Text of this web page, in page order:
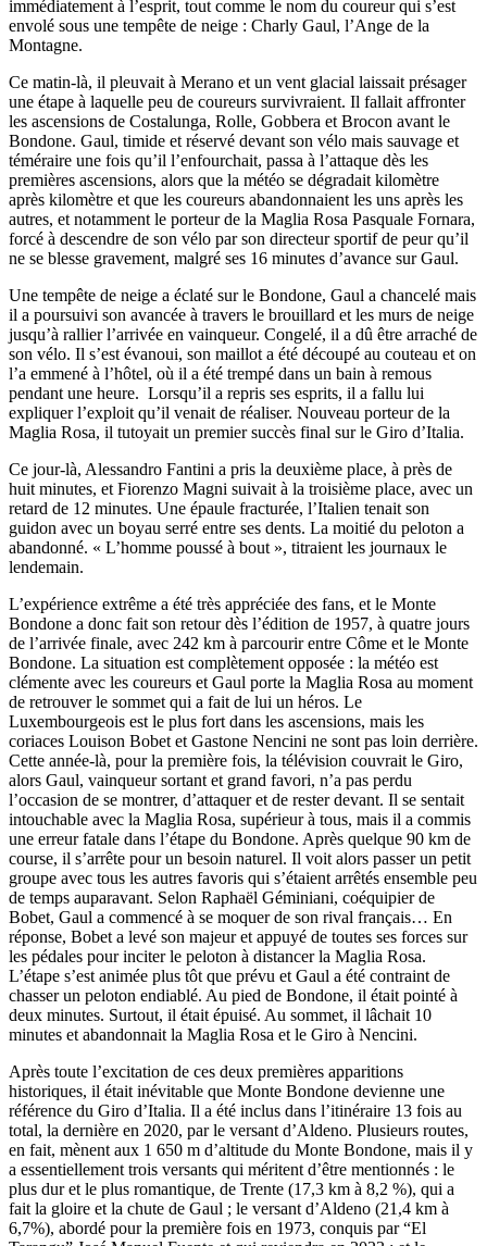
immédiatement à l’esprit, tout comme le nom du coureur qui s’est
envolé sous une tempête de neige : Charly Gaul, l’Ange de la
Montagne.
Ce matin-là, il pleuvait à Merano et un vent glacial laissait présager
une étape à laquelle peu de coureurs survivraient. Il fallait affronter
les ascensions de Costalunga, Rolle, Gobbera et Brocon avant le
Bondone. Gaul, timide et réservé devant son vélo mais sauvage et
téméraire une fois qu’il l’enfourchait, passa à l’attaque dès les
premières ascensions, alors que la météo se dégradait kilomètre
après kilomètre et que les coureurs abandonnaient les uns après les
autres, et notamment le porteur de la Maglia Rosa Pasquale Fornara,
forcé à descendre de son vélo par son directeur sportif de peur qu’il
ne se blesse gravement, malgré ses 16 minutes d’avance sur Gaul.
Une tempête de neige a éclaté sur le Bondone, Gaul a chancelé mais
il a poursuivi son avancée à travers le brouillard et les murs de neige
jusqu’à rallier l’arrivée en vainqueur. Congelé, il a dû être arraché de
son vélo. Il s’est évanoui, son maillot a été découpé au couteau et on
l’a emmené à l’hôtel, où il a été trempé dans un bain à remous
pendant une heure. Lorsqu’il a repris ses esprits, il a fallu lui
expliquer l’exploit qu’il venait de réaliser. Nouveau porteur de la
Maglia Rosa, il tutoyait un premier succès final sur le Giro d’Italia.
Ce jour-là, Alessandro Fantini a pris la deuxième place, à près de
huit minutes, et Fiorenzo Magni suivait à la troisième place, avec un
retard de 12 minutes. Une épaule fracturée, l’Italien tenait son
guidon avec un boyau serré entre ses dents. La moitié du peloton a
abandonné. « L’homme poussé à bout », titraient les journaux le
lendemain.
L’expérience extrême a été très appréciée des fans, et le Monte
Bondone a donc fait son retour dès l’édition de 1957, à quatre jours
de l’arrivée finale, avec 242 km à parcourir entre Côme et le Monte
Bondone. La situation est complètement opposée : la météo est
clémente avec les coureurs et Gaul porte la Maglia Rosa au moment
de retrouver le sommet qui a fait de lui un héros. Le
Luxembourgeois est le plus fort dans les ascensions, mais les
coriaces Louison Bobet et Gastone Nencini ne sont pas loin derrière.
Cette année-là, pour la première fois, la télévision couvrait le Giro,
alors Gaul, vainqueur sortant et grand favori, n’a pas perdu
l’occasion de se montrer, d’attaquer et de rester devant. Il se sentait
intouchable avec la Maglia Rosa, supérieur à tous, mais il a commis
une erreur fatale dans l’étape du Bondone. Après quelque 90 km de
course, il s’arrête pour un besoin naturel. Il voit alors passer un petit
groupe avec tous les autres favoris qui s’étaient arrêtés ensemble peu
de temps auparavant. Selon Raphaël Géminiani, coéquipier de
Bobet, Gaul a commencé à se moquer de son rival français… En
réponse, Bobet a levé son majeur et appuyé de toutes ses forces sur
les pédales pour inciter le peloton à distancer la Maglia Rosa.
L’étape s’est animée plus tôt que prévu et Gaul a été contraint de
chasser un peloton endiablé. Au pied de Bondone, il était pointé à
deux minutes. Surtout, il était épuisé. Au sommet, il lâchait 10
minutes et abandonnait la Maglia Rosa et le Giro à Nencini.
Après toute l’excitation de ces deux premières apparitions
historiques, il était inévitable que Monte Bondone devienne une
référence du Giro d’Italia. Il a été inclus dans l’itinéraire 13 fois au
total, la dernière en 2020, par le versant d’Aldeno. Plusieurs routes,
en fait, mènent aux 1 650 m d’altitude du Monte Bondone, mais il y
a essentiellement trois versants qui méritent d’être mentionnés : le
plus dur et le plus romantique, de Trente (17,3 km à 8,2 %), qui a
fait la gloire et la chute de Gaul ; le versant d’Aldeno (21,4 km à
6,7%), abordé pour la première fois en 1973, conquis par “El